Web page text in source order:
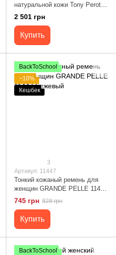
натуральной кожи Tony Perotti
2860 moro (90342) Коричневый
2 501 грн
Купить
BackToSchool
−10%
Кешбек
3
Артикул: 11447
Тонкий кожаный ремень для
женщин GRANDE PELLE 11447
Бежевый
745 грн 828 грн
Купить
BackToSchool